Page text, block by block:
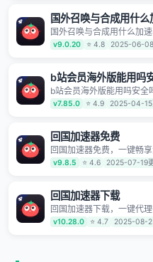
国外召唤与合成用什么
国外召唤与合成用什么加
和网站，专业回国加速器
腾讯视频、爱奇艺等，加
书启示录、明日方舟、战
伊甸园等国内各种服务,回
和留学生、港澳台地区用
视频加速服务，可以在海
戏加速专线。能加速访问
站、芒果TV、西瓜视频、
音乐、YY等主流网站应用
国。目前已有上百万用户
对一在线客服支持，保障你
v9.0.20 ⭐ 4.8 2025-06-
b站会员海外版能用吗
b站会员海外版能用吗安全
VPN，帮助海外华人留学
版权限制问题，一键降低
v7.85.0 ⭐ 4.9 2025-04-15
回国加速器免费
回国加速器免费，一键畅
App应用,视频加载极速不
戏 简单易用。
v9.8.5 ⭐ 4.6 2025-07-19
回国加速器下载
回国加速器下载，一键代
海外华人留学生及港澳台
题，一键降低游戏延迟，
v10.28.0 ⭐ 4.7 2025-08-